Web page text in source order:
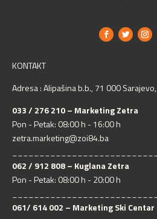
KONTAKT
Adresa : Alipašina b.b., 71 000 Sarajevo,
033 / 276 210 – Marketing Zetra
Pon - Petak: 08:00 h - 16:00 h
zetra.marketing@zoi84.ba
062 / 912 808 – Kuglana Zetra
Pon - Petak: 08:00 h - 20:00 h
061/ 614 002 – Marketing Ski Centar